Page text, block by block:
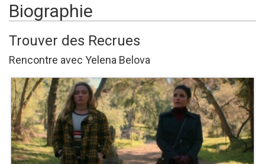
Biographie
Trouver des Recrues
Rencontre avec Yelena Belova